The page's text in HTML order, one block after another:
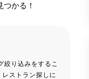
かる！
絞り込みをするこ
ストラン探しに